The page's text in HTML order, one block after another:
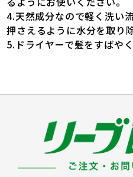
4.天然成分なので軽く洗い
押さえるように水分を取り
5.ドライヤーで髪をすばやく